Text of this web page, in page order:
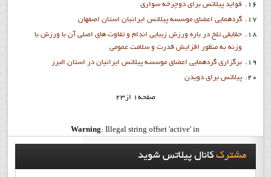
فواید پيلاتس برای دوچرخه سواری
گردهمایی اعضای موسسه پیلاتس ایرانیان استان اصفهان
حقایقی تلخ در باره ورزش زیبایی اندام و تفاوت های اصلی آن با ورزش با
وزنه به منظور افزایش قدرت و سلامت عمومی
برگزاری گردهمایی اعضای موسسه پیلاتس ایرانیان در استان البرز
پیلاتس برای دویدن
صفحه1 از23
Warning: Illegal string offset 'active' in
home/ipilate6/public_html/templates/soul_search/html/pagination.php
on line90 مشترککانال پيلاتس شويد